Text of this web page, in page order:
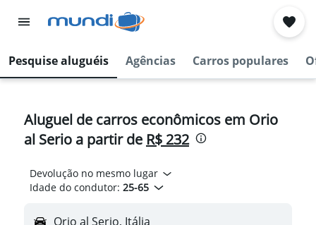
Pesquise aluguéis Agências Carros populares
Aluguel de carros econômicos em Orio
al Serio a partir de R$ 232
Devolução no mesmo lugar
Idade do condutor: 25-65
Orio al Serio, Itália